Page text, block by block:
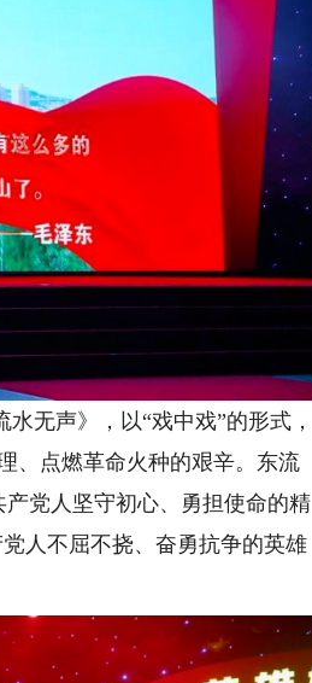
无声》，以“戏中戏”的形式，
、点燃革命火种的艰辛。东流
党人坚守初心、勇担使命的精
人不屈不挠、奋勇抗争的英雄